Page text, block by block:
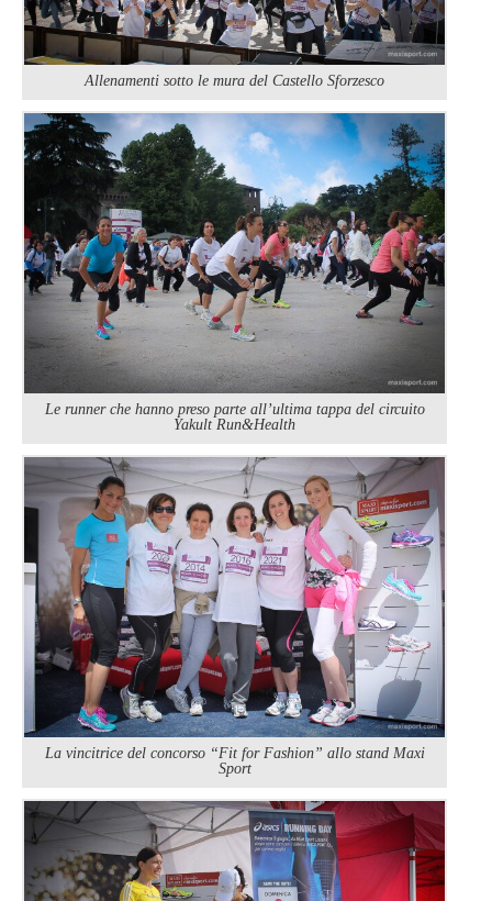
Allenamenti sotto le mura del Castello Sforzesco
Le runner che hanno preso parte all’ultima tappa del circuito
Yakult Run&Health
La vincitrice del concorso “Fit for Fashion” allo stand Maxi
Sport